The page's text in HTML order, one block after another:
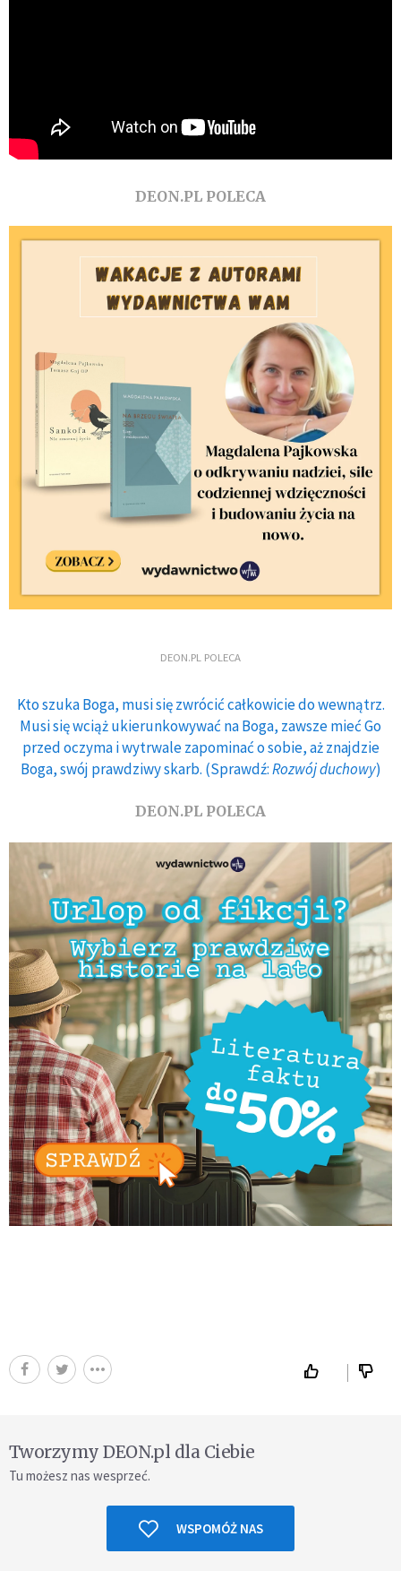
DEON.PL POLECA
DEON.PL POLECA
Kto szuka Boga, musi się zwrócić całkowicie do wewnątrz.
Musi się wciąż ukierunkowywać na Boga, zawsze mieć Go
przed oczyma i wytrwale zapominać o sobie, aż znajdzie
Boga, swój prawdziwy skarb. (Sprawdź:Rozwój duchowy)
DEON.PL POLECA
Tworzymy DEON.pl dla Ciebie
Tu możesz nas wesprzeć.
WSPOMÓŻ NAS